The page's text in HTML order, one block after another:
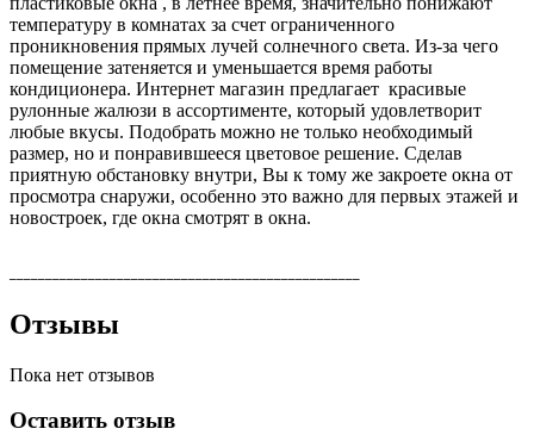
температуру в комнатах за счет ограниченного
проникновения прямых лучей солнечного света. Из-за чего
помещение затеняется и уменьшается время работы
кондиционера. Интернет магазин предлагает красивые
рулонные жалюзи в ассортименте, который удовлетворит
любые вкусы. Подобрать можно не только необходимый
размер, но и понравившееся цветовое решение. Сделав
приятную обстановку внутри, Вы к тому же закроете окна от
просмотра снаружи, особенно это важно для первых этажей и
новостроек, где окна смотрят в окна.
Отзывы
Пока нет отзывов
Оставить отзыв